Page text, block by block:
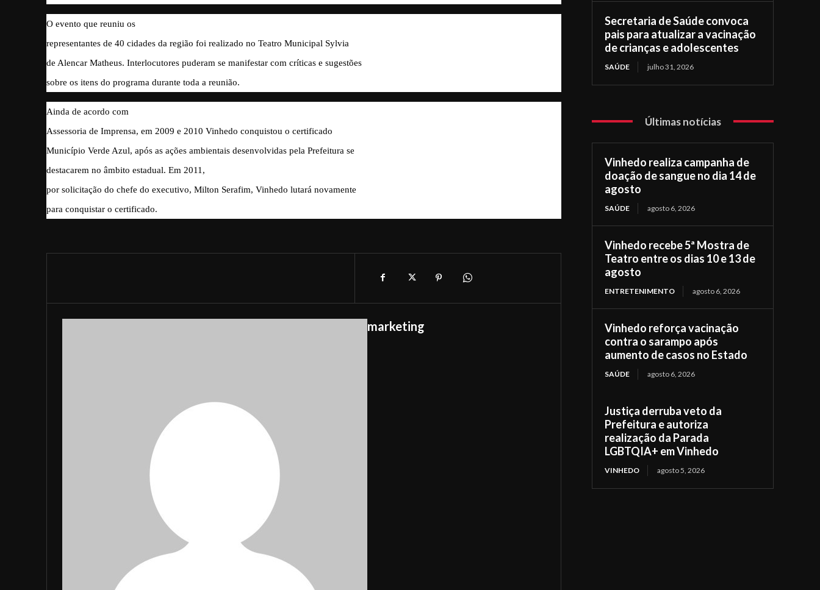
O evento que reuniu os
representantes de 40 cidades da região foi realizado no Teatro Municipal Sylvia
de Alencar Matheus. Interlocutores puderam se manifestar com críticas e sugestões
sobre os itens do programa durante toda a reunião.
Ainda de acordo com
Assessoria de Imprensa, em 2009 e 2010 Vinhedo conquistou o certificado
Município Verde Azul, após as ações ambientais desenvolvidas pela Prefeitura se
destacarem no âmbito estadual. Em 2011,
por solicitação do chefe do executivo, Milton Serafim, Vinhedo lutará novamente
para conquistar o certificado.
marketing
Secretaria de Saúde convoca
pais para atualizar a vacinação
de crianças e adolescentes
SAÚDE julho 31, 2026
Últimas notícias
Vinhedo realiza campanha de
doação de sangue no dia 14 de
agosto
SAÚDE agosto 6, 2026
Vinhedo recebe 5ª Mostra de
Teatro entre os dias 10 e 13 de
agosto
ENTRETENIMENTO agosto 6, 2026
Vinhedo reforça vacinação
contra o sarampo após
aumento de casos no Estado
SAÚDE agosto 6, 2026
Justiça derruba veto da
Prefeitura e autoriza
realização da Parada
LGBTQIA+ em Vinhedo
VINHEDO agosto 5, 2026